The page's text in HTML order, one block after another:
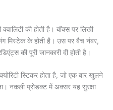
की होती है। बॉक्स पर लिखी
मिस्टेक के होती है। उस पर बैच नंबर,
की पूरी जानकारी दी होती है।
स्टिकर होता है, जो एक बार खुलने
नकली प्रोडक्ट में अक्सर यह सुरक्षा